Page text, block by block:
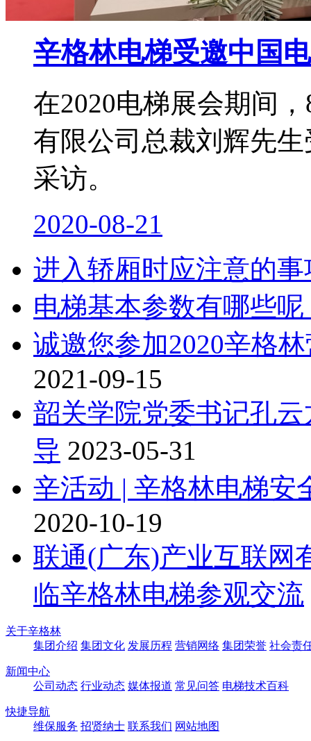
辛格林电梯受邀中国
在2020电梯展会期间
有限公司总裁刘辉先
采访。
2020-08-21
进入轿厢时应注意的事
电梯基本参数有哪些呢
诚邀您参加2020辛格
2021-09-15
韶关学院党委书记孔
导 2023-05-31
辛活动 | 辛格林电梯安
2020-10-19
联通(广东)产业互联网
临辛格林电梯参观交流
关于辛格林
集团介绍 集团文化 发展历程 营销网络 集团荣誉 社会责
新闻中心
公司动态 行业动态 媒体报道 常见问答 电梯技术百科
快捷导航
维保服务 招贤纳士 联系我们 网站地图